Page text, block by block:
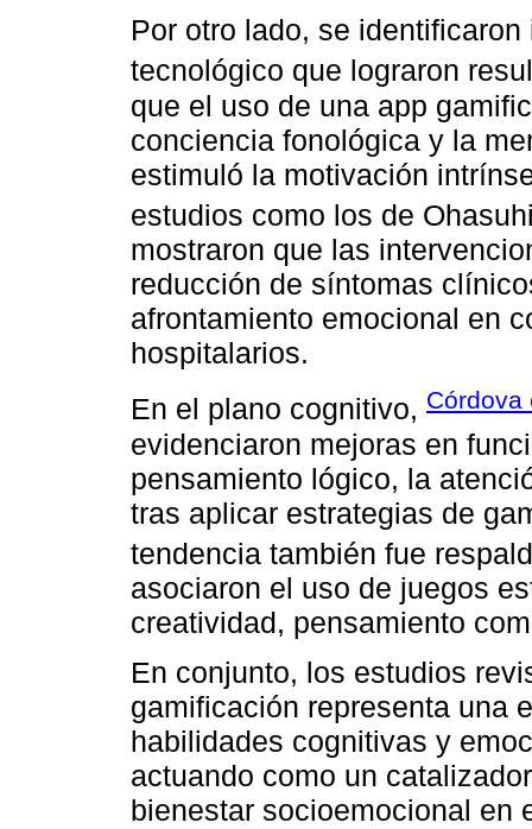
Por otro lado, se
tecnológico que lograron
que el uso de una app
conciencia fonológica y la
estimuló la motivación
estudios como los de
mostraron que las
reducción de síntomas
afrontamiento emocional en
hospitalarios.
En el plano cognitivo, Córdova
evidenciaron mejoras en
pensamiento lógico, la
tras aplicar estrategias de
tendencia también fue
asociaron el uso de juegos
creatividad, pensamiento
En conjunto, los estudios
gamificación representa una
habilidades cognitivas y
actuando como un
bienestar socioemocional en